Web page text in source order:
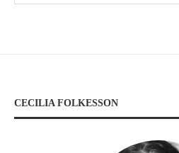
CECILIA FOLKESSON